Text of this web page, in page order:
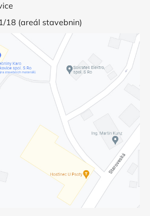
18 (areál stavebnin)